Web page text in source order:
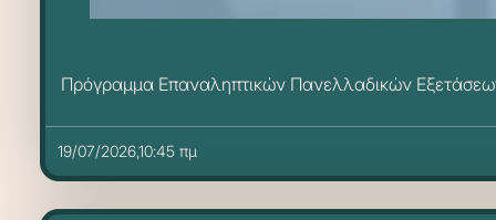
Πρόγραμμα Επαναληπτικών Πανελλαδικών
19/07/2026,10:45 πμ